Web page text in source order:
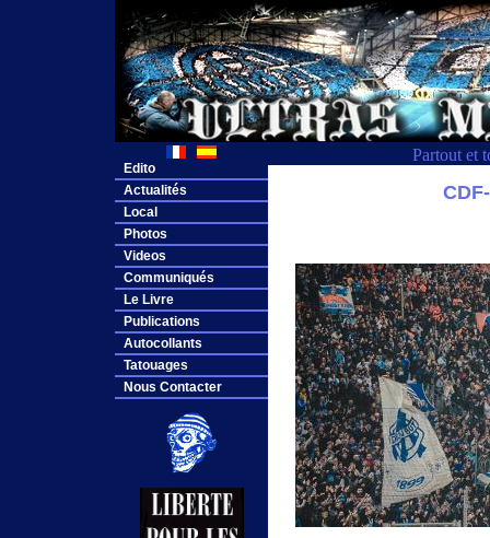
Partout et
Edito
Actualités
Local
Photos
Videos
Communiqués
Le Livre
Publications
Autocollants
Tatouages
Nous Contacter